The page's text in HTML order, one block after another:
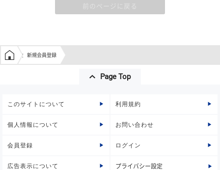
前のページに戻る
学生の窓口トップ
新規会員登録
Page Top
このサイトについて 利用規約
個人情報について お問い合わせ
会員登録 ログイン
広告表示について プライバシー設定